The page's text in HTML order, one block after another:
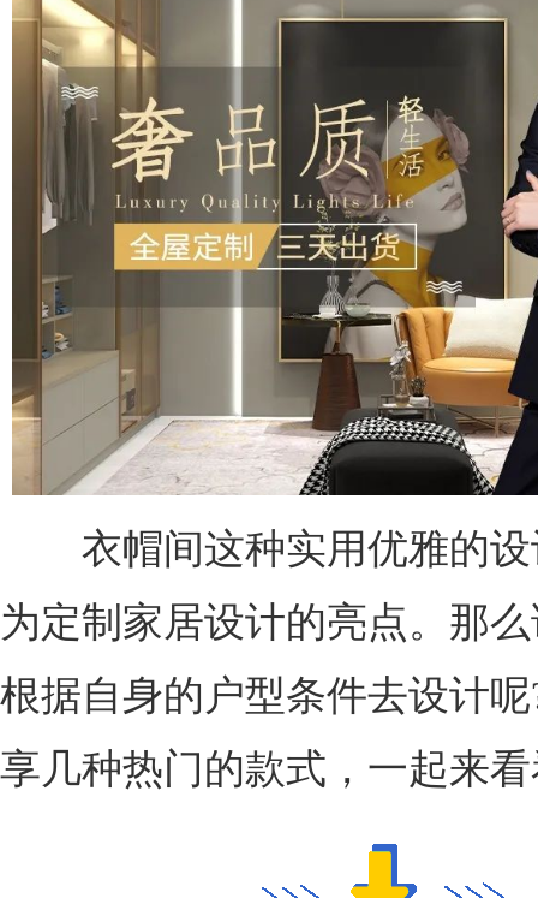
衣帽间这种实用优雅的设
为定制家居设计的亮点。那
根据自身的户型条件去设计
享几种热门的款式，一起来